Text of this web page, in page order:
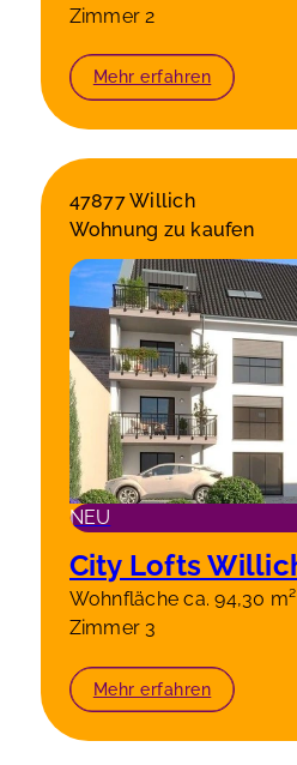
Zimmer 2
Mehr erfahren
47877 Willich
Wohnung zu kaufen
NEU
Wohnfläche ca. 94,30 m²
Zimmer 3
Mehr erfahren